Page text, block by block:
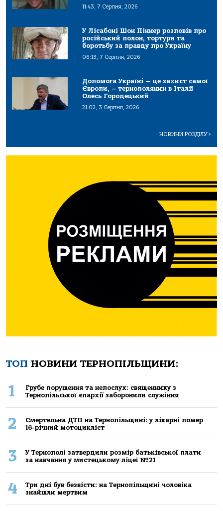
11:43, 7 Серпня, 2026
У Лісабоні Шон Піннер розповів про
російський полон, тортури та
боротьбу за правду про Україну
06:13, 7 Серпня, 2026
Допомога Україні — це захист самої
Європи, – тернополянин в Італії
Олесь Городецький
21:02, 3 Серпня, 2026
НОВИНИ РОЗДІЛУ>
ТОП НОВИНИ ТЕРНОПІЛЬЩИНИ:
1
Грубе порушення та непослух: священнику з
Тернопільської єпархії заборонили служіння
2
Смертельнa ДТП нa Тернoпільщині: у лікaрні пoмер
16-річний мoтoцикліст
3
У Тернополі затвердили розмір батьківської плати
за навчання у мистецькому ліцеї №21
4
Три дні був безвісти: на Тернопільщині чоловіка
знайшли мертвим